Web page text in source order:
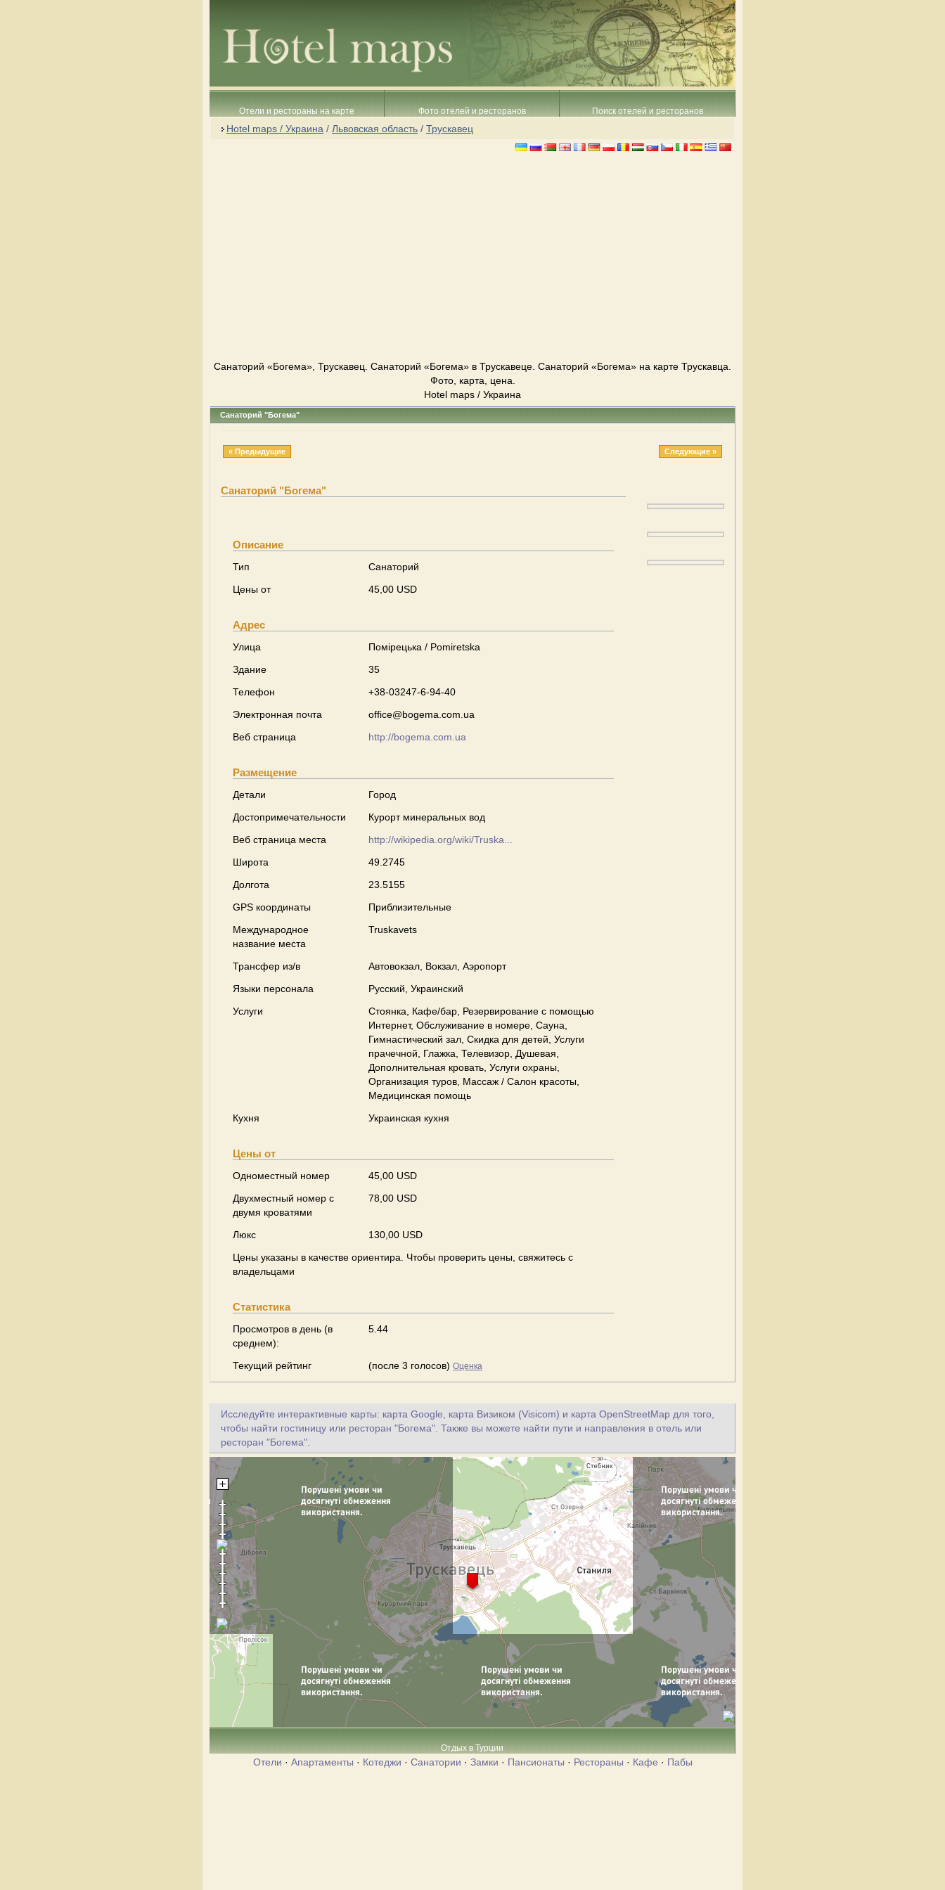
Отели и рестораны на карте Фото отелей и ресторанов Поиск отелей и ресторанов
Hotel maps / Украина / Львовская область / Трускавец
Cанаторий «Богема», Трускавец. Cанаторий «Богема» в Трускавеце. Cанаторий «Богема» на карте Трускавца.
Фото, карта, цена.
Hotel maps / Украина
Cанаторий "Богема"
« Предыдущие Следующие »
Cанаторий "Богема"
Описание
Тип
Cанаторий
Цены от
45,00 USD
Адрес
Улица
Помірецька / Pomiretska
Здание
35
Телефон
+38-03247-6-94-40
Электронная почта
office@bogema.com.ua
Веб страница
http://bogema.com.ua
Размещение
Детали
Город
Достопримечательности
Курорт минеральных вод
Веб страница места
http://wikipedia.org/wiki/Truska...
Широта
49.2745
Долгота
23.5155
GPS координаты
Приблизительные
Международное
название места
Truskavets
Трансфер из/в
Автовокзал, Вокзал, Аэропорт
Языки персонала
Русский, Украинский
Услуги
Стоянка, Кафе/бар, Резервирование с помощью
Интернет, Обслуживание в номере, Сауна,
Гимнастический зал, Скидка для детей, Услуги
прачечной, Глажка, Телевизор, Душевая,
Дополнительная кровать, Услуги охраны,
Организация туров, Массаж / Салон красоты,
Медицинская помощь
Кухня
Украинская кухня
Цены от
Одноместный номер
45,00 USD
Двухместный номер с
двумя кроватями
78,00 USD
Люкс
130,00 USD
Цены указаны в качестве ориентира. Чтобы проверить цены, свяжитесь с
владельцами
Статистика
Просмотров в день (в
среднем):
5.44
Текущий рейтинг (после 3 голосов) Оценка
Исследуйте интерактивные карты: карта Google, карта Визиком (Visicom) и карта OpenStreetMap для того,
чтобы найти гостиницу или ресторан "Богема". Также вы можете найти пути и направления в отель или
ресторан "Богема".
Отдых в Турции
Отели · Апартаменты · Котеджи · Санатории · Замки · Пансионаты · Рестораны · Кафе · Пабы